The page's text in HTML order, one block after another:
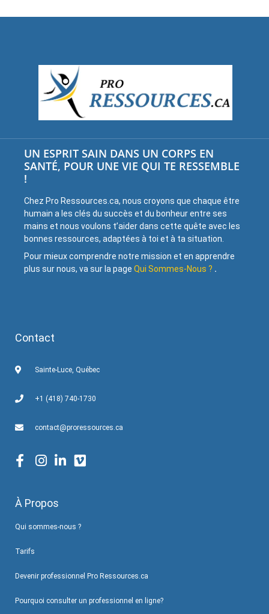
UN ESPRIT SAIN DANS UN CORPS EN
SANTÉ, POUR UNE VIE QUI TE RESSEMBLE
!
Chez Pro Ressources.ca, nous croyons que chaque être
humain a les clés du succès et du bonheur entre ses
mains et nous voulons t’aider dans cette quête avec les
bonnes ressources, adaptées à toi et à ta situation.
Pour mieux comprendre notre mission et en apprendre
plus sur nous, va sur la page Qui Sommes-Nous ? .
Contact
Sainte-Luce, Québec
+1 (418) 740-1730
contact@proressources.ca
À Propos
Qui sommes-nous ?
Tarifs
Devenir professionnel Pro Ressources.ca
Pourquoi consulter un professionnel en ligne?